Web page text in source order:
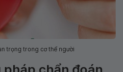
trọng trong cơ thể người